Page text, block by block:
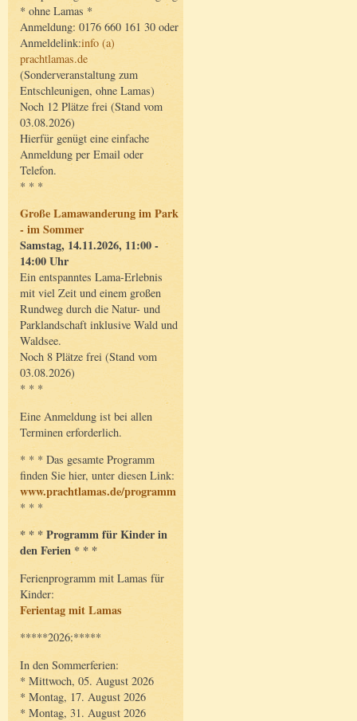
* ohne Lamas *
Anmeldung: 0176 660 161 30 oder
Anmeldelink:info (a)
prachtlamas.de
(Sonderveranstaltung zum
Entschleunigen, ohne Lamas)
Noch 12 Plätze frei (Stand vom
03.08.2026)
Hierfür genügt eine einfache
Anmeldung per Email oder
Telefon.
* * *
Große Lamawanderung im Park
- im Sommer
Samstag, 14.11.2026, 11:00 -
14:00 Uhr
Ein entspanntes Lama-Erlebnis
mit viel Zeit und einem großen
Rundweg durch die Natur- und
Parklandschaft inklusive Wald und
Waldsee.
Noch 8 Plätze frei (Stand vom
03.08.2026)
* * *
Eine Anmeldung ist bei allen
Terminen erforderlich.
* * * Das gesamte Programm
finden Sie hier, unter diesen Link:
www.prachtlamas.de/programm
* * *
* * * Programm für Kinder in
den Ferien * * *
Ferienprogramm mit Lamas für
Kinder:
Ferientag mit Lamas
*****2026:*****
In den Sommerferien:
* Mittwoch, 05. August 2026
* Montag, 17. August 2026
* Montag, 31. August 2026